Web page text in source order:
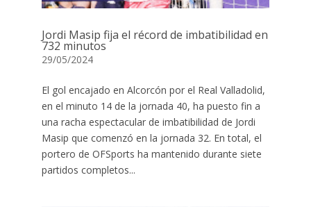
Jordi Masip fija el récord de imbatibilidad en
732 minutos
29/05/2024
El gol encajado en Alcorcón por el Real Valladolid,
en el minuto 14 de la jornada 40, ha puesto fin a
una racha espectacular de imbatibilidad de Jordi
Masip que comenzó en la jornada 32. En total, el
portero de OFSports ha mantenido durante siete
partidos completos...